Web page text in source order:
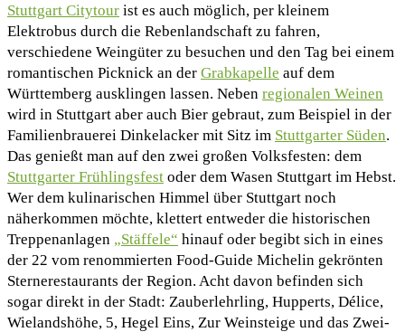
Stuttgart Citytour ist es auch möglich, per kleinem
Elektrobus durch die Rebenlandschaft zu fahren,
verschiedene Weingüter zu besuchen und den Tag bei einem
romantischen Picknick an der Grabkapelle auf dem
Württemberg ausklingen lassen. Neben regionalen Weinen
wird in Stuttgart aber auch Bier gebraut, zum Beispiel in der
Familienbrauerei Dinkelacker mit Sitz im Stuttgarter Süden.
Das genießt man auf den zwei großen Volksfesten: dem
Stuttgarter Frühlingsfest oder dem Wasen Stuttgart im Hebst.
Wer dem kulinarischen Himmel über Stuttgart noch
näherkommen möchte, klettert entweder die historischen
Treppenanlagen „Stäffele“ hinauf oder begibt sich in eines
der 22 vom renommierten Food-Guide Michelin gekrönten
Sternerestaurants der Region. Acht davon befinden sich
sogar direkt in der Stadt: Zauberlehrling, Hupperts, Délice,
Wielandshöhe, 5, Hegel Eins, Zur Weinsteige und das Zwei-